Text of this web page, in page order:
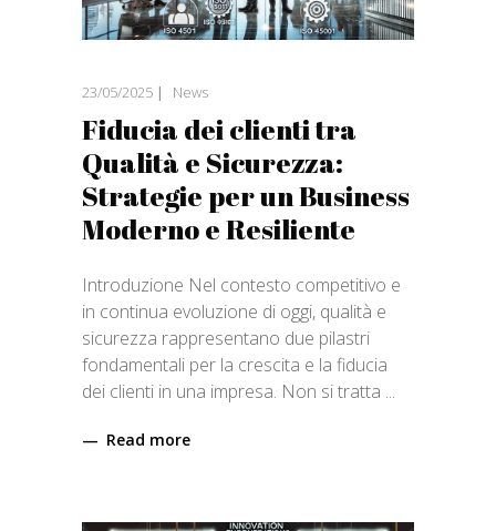
23/05/2025 News
Fiducia dei clienti tra
Qualità e Sicurezza:
Strategie per un Business
Moderno e Resiliente
Introduzione Nel contesto competitivo e
in continua evoluzione di oggi, qualità e
sicurezza rappresentano due pilastri
fondamentali per la crescita e la fiducia
dei clienti in una impresa. Non si tratta
Read more